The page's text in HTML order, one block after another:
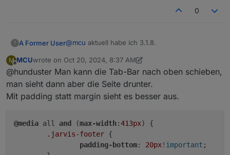
0
? A Former User@mcu aktuell habe ich 3.1.8.
Wenn ich die Breite auf 600px und die Höhe
auf 50px stelle passt es. Ich muss mit den
Werten mal rum spielen, da ich das iPhone Max
und meine Frau das Normale hat.
Dumme Frage: ginge es auch, selbiges bei der
Tab-Bar unten zu realisieren? Irgendwie ist es
hübscher, wenn die Tab-Bar unten ist. Sie
werden, der Space also unter und nicht über
den Buttons sein, damit man nicht immer an
den App-Swipe dran kommt. Ich finde im Debug
Modus des Browsers leider nicht den
M
Offline
MCUwrote on Oct 20, 2024, 8:37 AM
last edited by MCUOct 20, 2024, 10:44 AM
@hunduster Man kann die Tab-Bar nach oben schieben,
man sieht dann aber die Seite drunter.
Mit padding statt margin sieht es besser aus.
@media all and (max-width:413px) {
.jarvis-footer {
padding-bottom: 20px!important ;